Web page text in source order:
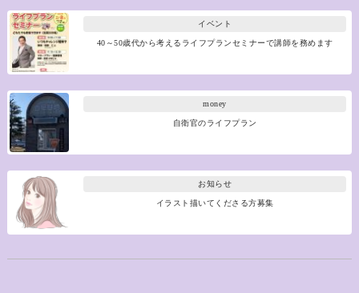
イベント
40～50歳代から考えるライフプランセミナーで講師を務めます
money
自衛官のライフプラン
お知らせ
イラスト描いてくださる方募集